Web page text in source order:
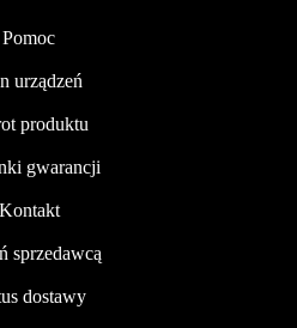
Pomoc
urządzeń
produktu
gwarancji
Kontakt
sprzedawcą
dostawy